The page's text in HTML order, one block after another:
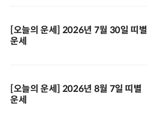
[오늘의 운세] 2026년 7월 30일 띠별
운세
[오늘의 운세] 2026년 8월 7일 띠별
운세